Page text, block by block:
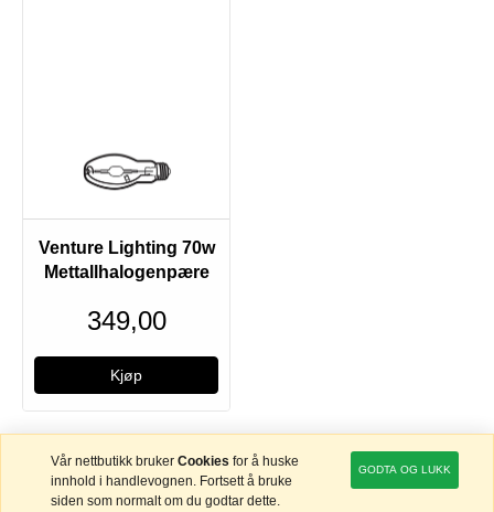
Venture Lighting 70w
Mettallhalogenpære
349,00
Vår nettbutikk bruker Cookies for å huske
innhold i handlevognen. Fortsett å bruke
siden som normalt om du godtar dette.
GODTA OG LUKK